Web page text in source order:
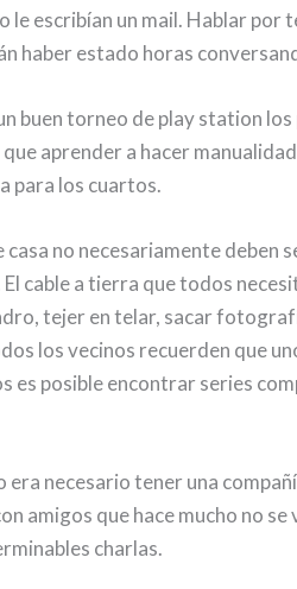
le escribían un mail. Hablar
haber estado horas
buen torneo de play station
aprender a hacer
para los cuartos.
no necesariamente deben
cable a tierra que todos
tejer en telar, sacar
los vecinos recuerden que
es posible encontrar series
era necesario tener una
amigos que hace mucho no
charlas.